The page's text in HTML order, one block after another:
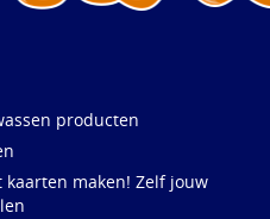
producten
maken! Zelf jouw